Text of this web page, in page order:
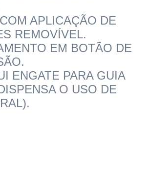
APLICAÇÃO DE
REMOVÍVEL.
EM BOTÃO DE
ENGATE PARA GUIA
O USO DE